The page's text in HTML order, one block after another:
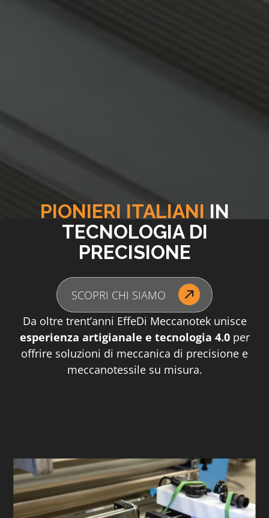
PIONIERI ITALIANI IN
TECNOLOGIA DI
PRECISIONE
SCOPRI CHI SIAMO
Da oltre trent’anni EffeDi Meccanotek unisce
esperienza artigianale e tecnologia 4.0per
offrire soluzioni di meccanica di precisione e
meccanotessile su misura.